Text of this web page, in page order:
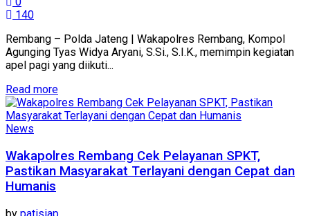
140
Rembang – Polda Jateng | Wakapolres Rembang, Kompol
Agunging Tyas Widya Aryani, S.Si., S.I.K., memimpin kegiatan
apel pagi yang diikuti...
Read moreDetails
News
Wakapolres Rembang Cek Pelayanan SPKT,
Pastikan Masyarakat Terlayani dengan Cepat dan
Humanis
by patisiap